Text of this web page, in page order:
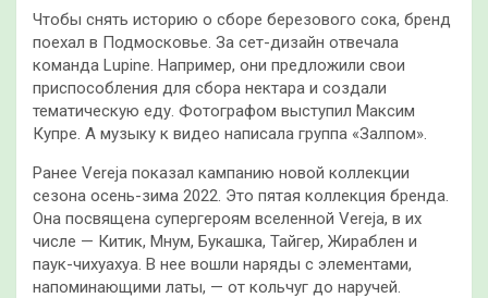
Чтобы снять историю о сборе березового сока, бренд
поехал в Подмосковье. За сет-дизайн отвечала
команда Lupine. Например, они предложили свои
приспособления для сбора нектара и создали
тематическую еду. Фотографом выступил Максим
Купре. А музыку к видео написала группа «Залпом».
Ранее Vereja показал кампанию новой коллекции
сезона осень-зима 2022. Это пятая коллекция бренда.
Она посвящена супергероям вселенной Vereja, в их
числе — Китик, Мнум, Букашка, Тайгер, Жираблен и
паук-чихуахуа. В нее вошли наряды с элементами,
напоминающими латы, — от кольчуг до наручей.